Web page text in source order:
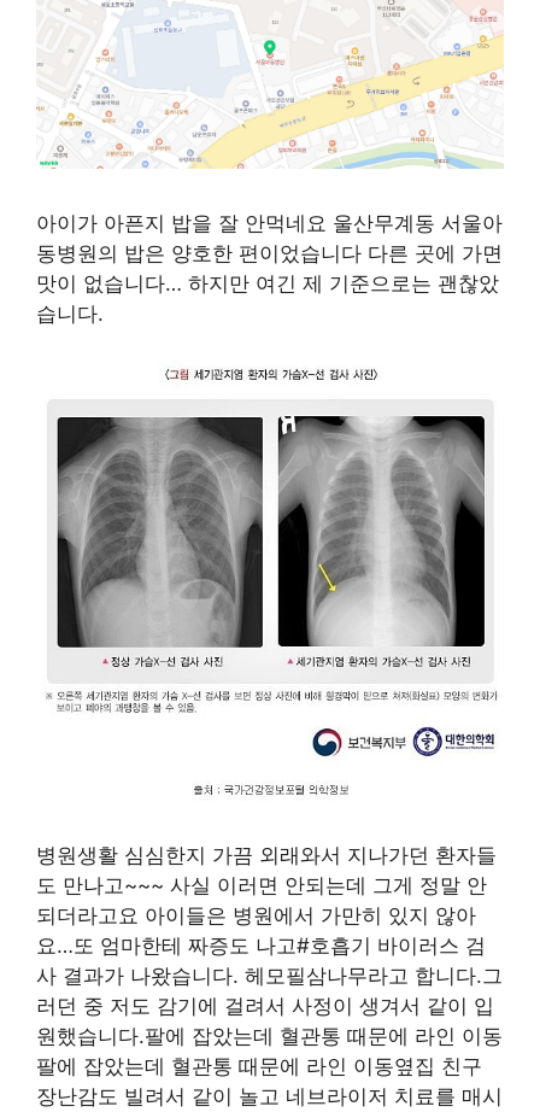
아이가 아픈지 밥을 잘 안먹네요 울산무계동 서울아
동병원의 밥은 양호한 편이었습니다 다른 곳에 가면
맛이 없습니다… 하지만 여긴 제 기준으로는 괜찮았
습니다.
병원생활 심심한지 가끔 외래와서 지나가던 환자들
도 만나고~~~ 사실 이러면 안되는데 그게 정말 안
되더라고요 아이들은 병원에서 가만히 있지 않아
요…또 엄마한테 짜증도 나고#호흡기 바이러스 검
사 결과가 나왔습니다. 헤모필삼나무라고 합니다.그
러던 중 저도 감기에 걸려서 사정이 생겨서 같이 입
원했습니다.팔에 잡았는데 혈관통 때문에 라인 이동
팔에 잡았는데 혈관통 때문에 라인 이동옆집 친구
장난감도 빌려서 같이 놀고 네브라이저 치료를 매시